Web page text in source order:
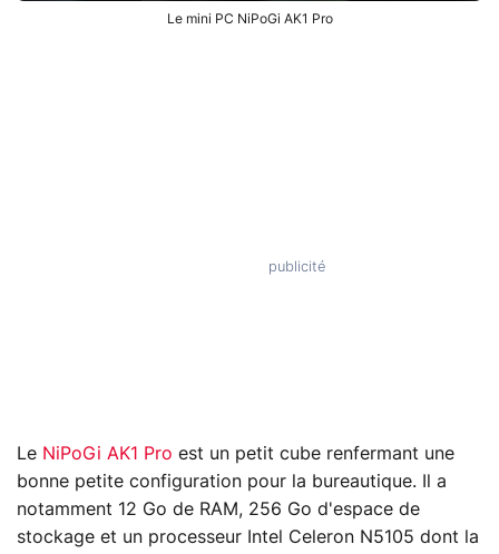
Le mini PC NiPoGi AK1 Pro
Le NiPoGi AK1 Pro est un petit cube renfermant une
bonne petite configuration pour la bureautique. Il a
notamment 12 Go de RAM, 256 Go d'espace de
stockage et un processeur Intel Celeron N5105 dont la